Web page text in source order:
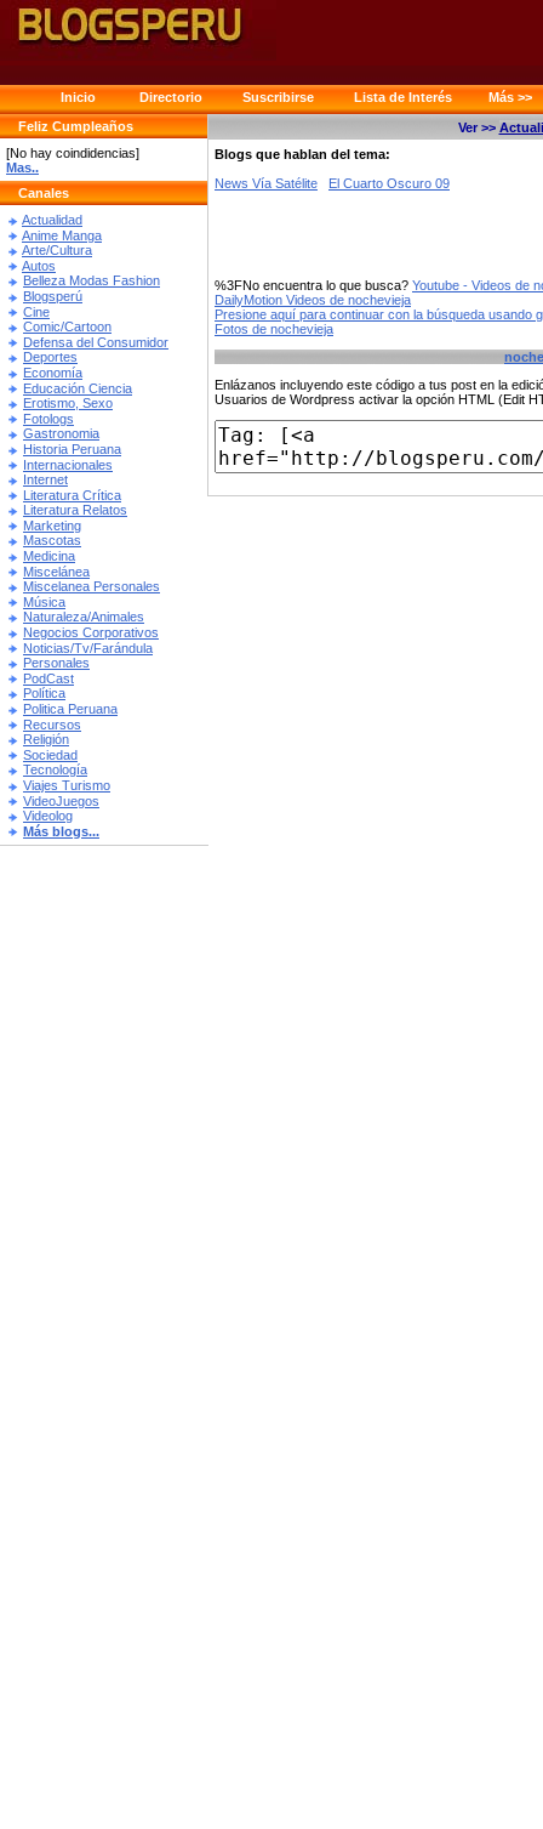
Inicio Directorio Suscribirse Lista de Interés
Más >>
Feliz Cumpleaños
[No hay coindidencias]
Mas..
Canales
Actualidad
Anime Manga
Arte/Cultura
Autos
Belleza Modas Fashion
Blogsperú
Cine
Comic/Cartoon
Defensa del Consumidor
Deportes
Economía
Educación Ciencia
Erotismo, Sexo
Fotologs
Gastronomia
Historia Peruana
Internacionales
Internet
Literatura Crítica
Literatura Relatos
Marketing
Mascotas
Medicina
Miscelánea
Miscelanea Personales
Música
Naturaleza/Animales
Negocios Corporativos
Noticias/Tv/Farándula
Personales
PodCast
Política
Politica Peruana
Recursos
Religión
Sociedad
Tecnología
Viajes Turismo
VideoJuegos
Videolog
Más blogs...
Ver >>
Blogs que hablan del tema:
News Vía Satélite
El Cuarto Oscuro 09
%3FNo encuentra lo que busca? Youtube - Videos de
DailyMotion Videos de nochevieja
Presione aquí para continuar con la búsqueda usando
Fotos de nochevieja
Enlázanos incluyendo este código a tus post en la
Usuarios de Wordpress activar la opción HTML (Edit